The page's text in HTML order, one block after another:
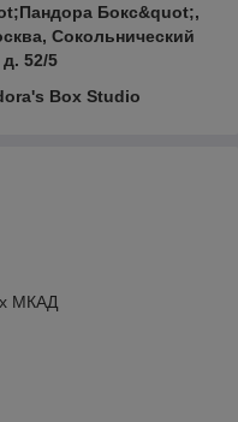
Бокс&quot;,
Сокольнический
52/5
Box Studio
МКАД